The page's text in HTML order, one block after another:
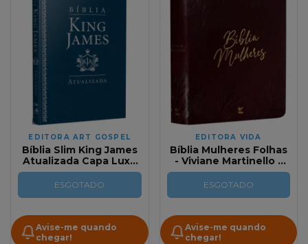
EDITORA ART GOSPEL
Bíblia Slim King James
Atualizada Capa Luxo
Azul
ESGOTADO
Avise-me quando
chegar!
EDITORA VIDA
Bíblia Mulheres Folhas
- Viviane Martinello -
NVT - Espaço Para
Anotações - Capa Luxo
ESGOTADO
Avise-me quando
chegar!